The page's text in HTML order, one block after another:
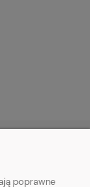
poprawne